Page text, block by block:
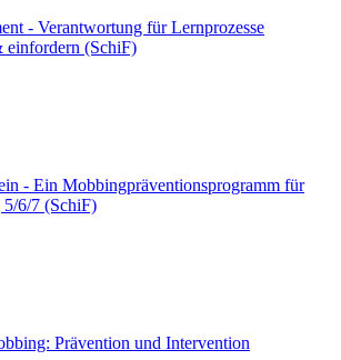
- Verantwortung für Lernprozesse
einfordern (SchiF)
- Ein Mobbingpräventionsprogramm für
5/6/7 (SchiF)
Prävention und Intervention